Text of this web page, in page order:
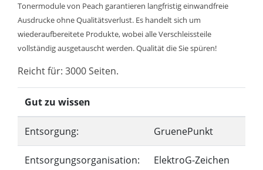
Tonermodule von Peach garantieren langfristig einwandfreie
Ausdrucke ohne Qualitätsverlust. Es handelt sich um
wiederaufbereitete Produkte, wobei alle Verschleissteile
vollständig ausgetauscht werden. Qualität die Sie spüren!
Reicht für: 3000 Seiten.
Gut zu wissen
Entsorgung: GruenePunkt
Entsorgungsorganisation: ElektroG-Zeichen